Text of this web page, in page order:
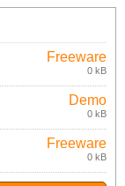
Freeware
0 kB
Demo
0 kB
Freeware
0 kB